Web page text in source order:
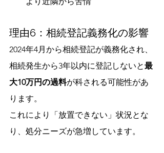
理由6：相続登記義務化の影響
2024年4月から相続登記が義務化され、
相続発生から3年以内に登記しないと最
大10万円の過料が科される可能性があ
ります。
これにより「放置できない」状況とな
り、処分ニーズが急増しています。